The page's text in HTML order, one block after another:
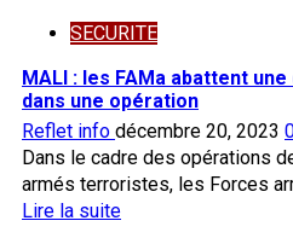
MALI :
des
éléments
des
FAma
enlevés,
l’armée
indignée
SECURITE
MALI : les FAMa abattent
dans une opération
Reflet info décembre 20, 2023
Dans le cadre des opérations
armés terroristes, les Forces
Lire la suiteEn